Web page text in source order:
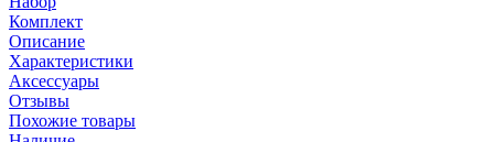
Комплект
Описание
Характеристики
Аксессуары
Отзывы
Похожие товары